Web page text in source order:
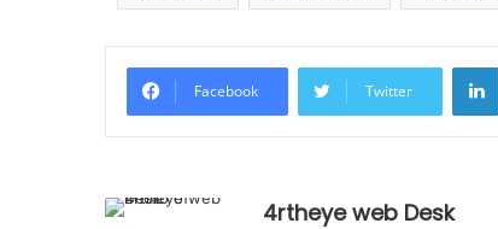
Facebook Twitter
4rtheye web Desk